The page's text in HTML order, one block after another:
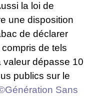
la loi de
une disposition
de déclarer
de tels
valeur dépasse 10
publics sur le
Sans